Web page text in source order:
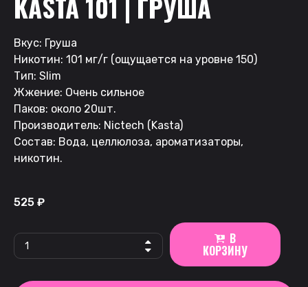
Вкус: Груша
Никотин: 101 мг/г (ощущается на уровне 150)
Тип: Slim
Жжение: Очень сильное
Паков: около 20шт.
Производитель: Nictech (Kasta)
Состав: Вода, целлюлоза, ароматизаторы,
никотин.
525 ₽
В
КОРЗИНУ